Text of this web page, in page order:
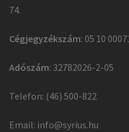
74.
Cégjegyzékszám: 05 10
Adószám: 32782026-2-05
Telefon: (46) 500-822
Email: info@syrius.hu